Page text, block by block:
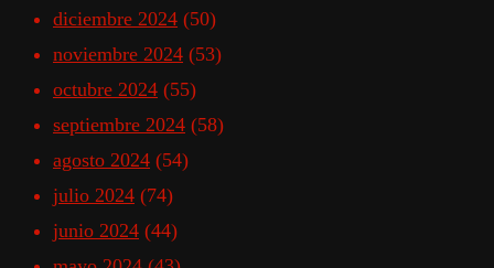
diciembre 2024 (50)
noviembre 2024 (53)
octubre 2024 (55)
septiembre 2024 (58)
agosto 2024 (54)
julio 2024 (74)
junio 2024 (44)